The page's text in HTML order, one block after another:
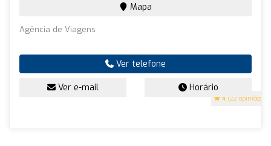
4 (22 opiniões)
Mapa
Agência de Viagens
Ver telefone
Ver e-mail Horário